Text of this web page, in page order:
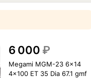
6 000 ₽
Megami MGM-23 6x14
4x100 ET 35 Dia 67.1 gmf